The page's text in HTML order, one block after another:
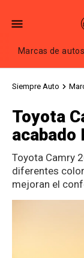
Marcas de autos
Siempre Auto
Toyota
acabado
Toyota Camry
diferentes
mejoran el